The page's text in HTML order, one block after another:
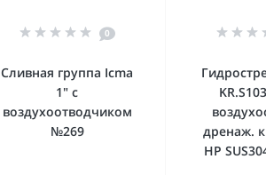
0
Сливная группа Icma
1" с
воздухоотводчиком
№269
дренаж.
НР